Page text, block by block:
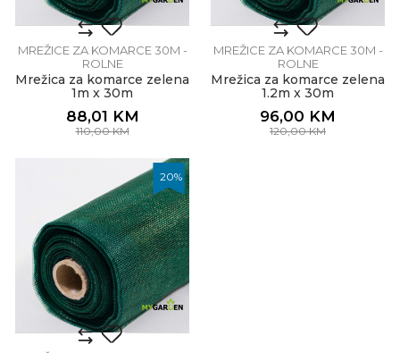
MREŽICE ZA KOMARCE 30M -
ROLNE
Mrežica za komarce zelena
1m x 30m
88,01 KM
110,00KM
MREŽICE ZA KOMARCE 30M -
ROLNE
Mrežica za komarce zelena
1.2m x 30m
96,00 KM
120,00KM
20%